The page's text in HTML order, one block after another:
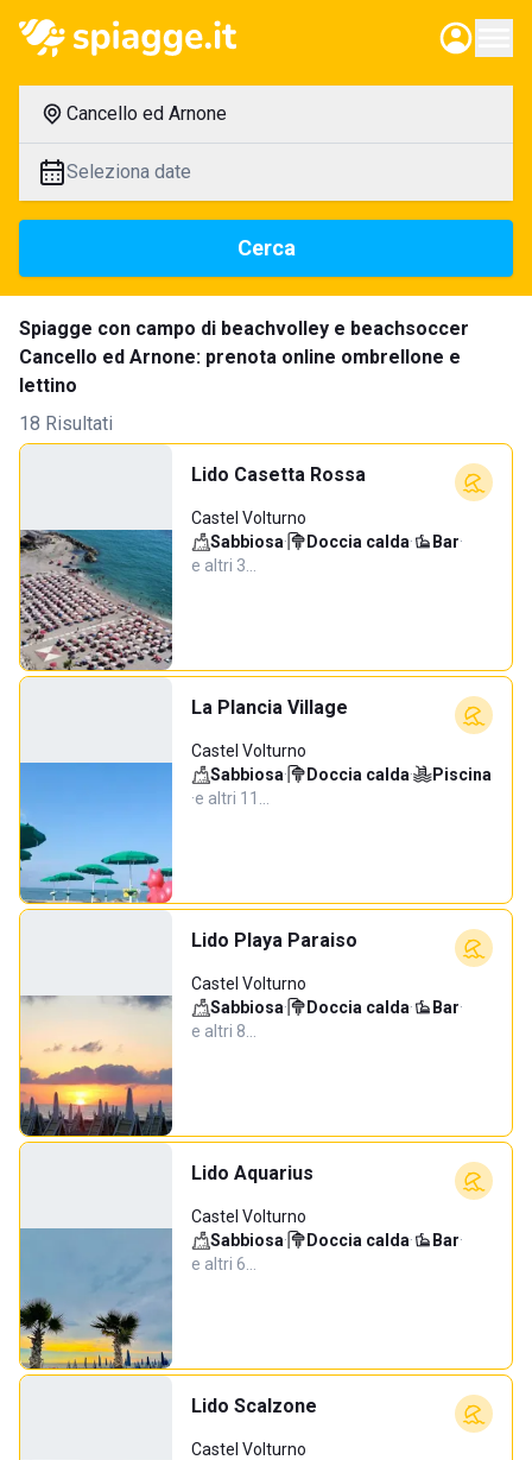
Cancello ed Arnone
Seleziona date
Cerca
Spiagge con campo di beachvolley e beachsoccer
Cancello ed Arnone: prenota online ombrellone e
lettino
18 Risultati
Lido Casetta Rossa
Castel Volturno
Sabbiosa· Doccia calda· Bar·
e altri 3…
La Plancia Village
Castel Volturno
Sabbiosa· Doccia calda·
Piscina
·e altri 11…
Lido Playa Paraiso
Castel Volturno
Sabbiosa· Doccia calda· Bar·
e altri 8…
Lido Aquarius
Castel Volturno
Sabbiosa· Doccia calda· Bar·
e altri 6…
Lido Scalzone
Castel Volturno